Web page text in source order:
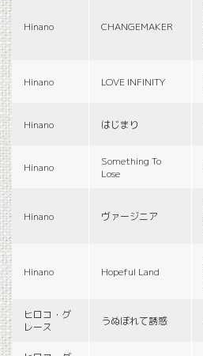
Hinano CHANGEMAKER
Hinano LOVE INFINITY
Hinano はじまり
Hinano
Something To
Lose
Hinano ヴァージニア
Hinano Hopeful Land
ヒロコ・グ
レース
うぬぼれて誘惑